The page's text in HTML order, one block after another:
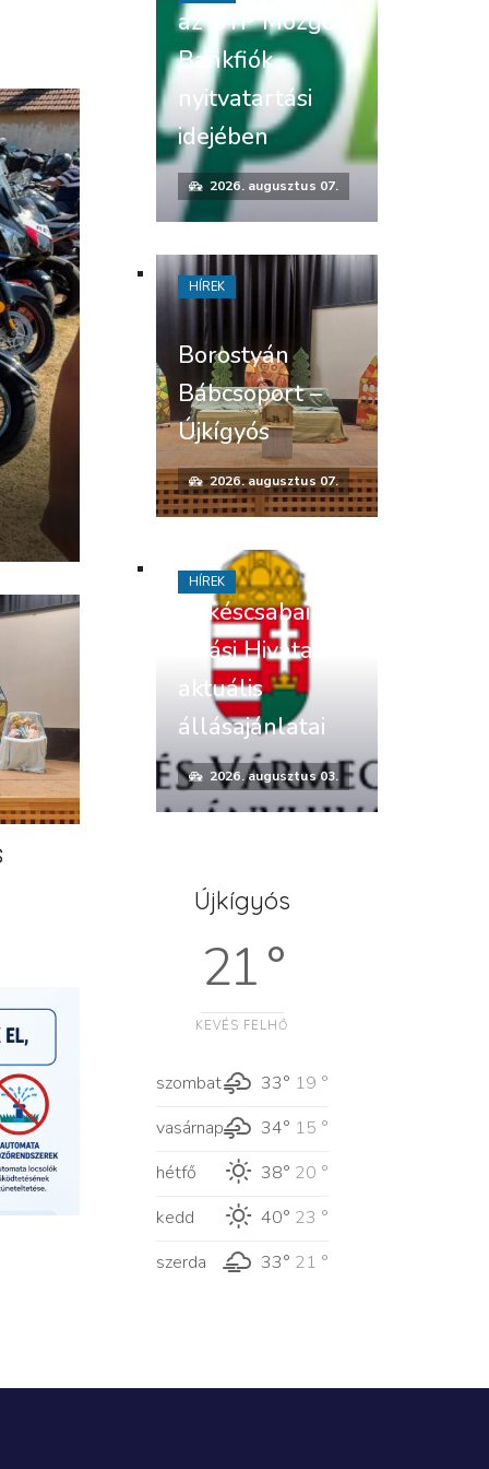
az OTP Mozgó
Bankfiók
nyitvatartási
idejében
2026. augusztus 07.
Borostyán
Bábcsoport –
Újkígyós
2026. augusztus 07.
HÍREK
Békéscsabai
Járási Hivatal
aktuális
állásajánlatai
2026. augusztus 03.
HÍREK
Újkígyós
21 °
KEVÉS FELHŐ
szombat 33° 19 °
vasárnap
34° 15 °
hétfő
38° 20 °
kedd
40° 23 °
szerda
33° 21 °